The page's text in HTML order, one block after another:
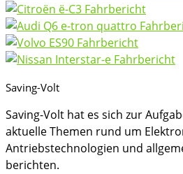
Saving-Volt
Saving-Volt hat es sich zur
aktuelle Themen rund um
Antriebstechnologien und
berichten.